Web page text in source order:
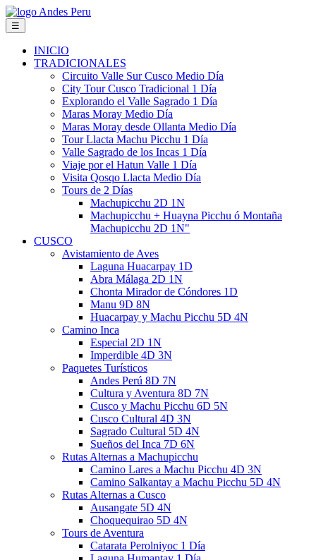
☰
INICIO
TRADICIONALES
Circuito Valle Sur Cusco Medio Día
City Tour Cusco Tradicional 1 Día
Explorando el Valle Sagrado 1 Día
Maras Moray Medio Día
Maras Moray desde Ollanta Medio Día
Tour Llacta Machu Picchu 1 Día
Valle Sagrado de los Incas 1 Día
Viaje por el Hatun Valle 1 Día
Visita Qosqo Llacta Medio Día
Tours de 2 Días
Machupicchu 2D 1N
Machupicchu + Huayna Picchu ó Montaña
Machupicchu 2D 1N"
CUSCO
Avistamiento de Aves
Laguna Huacarpay 1D
Abra Málaga 2D 1N
Chonta Mirador de Cóndores 1D
Manu 9D 8N
Huacarpay y Machu Picchu 5D 4N
Camino Inca
Especial 2D 1N
Imperdible 4D 3N
Paquetes Turísticos
Andes Perú 8D 7N
Cultura y Aventura 8D 7N
Cusco y Machu Picchu 6D 5N
Cusco Cultural 4D 3N
Sagrado Cultural 5D 4N
Sueños del Inca 7D 6N
Rutas Alternas a Machupicchu
Camino Lares a Machu Picchu 4D 3N
Camino Salkantay a Machu Picchu 5D 4N
Rutas Alternas a Cusco
Ausangate 5D 4N
Choquequirao 5D 4N
Tours de Aventura
Catarata Perolniyoc 1 Día